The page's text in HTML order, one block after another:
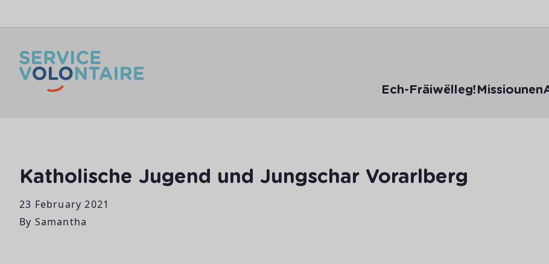
Ech-Fräiwëlleg! Missiounen
Katholische Jugend und Jungschar Vorarlberg
23 February 2021
By Samantha